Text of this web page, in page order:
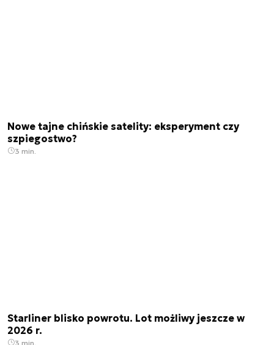
Nowe tajne chińskie satelity: eksperyment czy
szpiegostwo?
3 min.
Starliner blisko powrotu. Lot możliwy jeszcze w
2026 r.
3 min.